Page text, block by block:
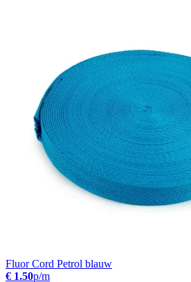
Fluor Cord Petrol blauw
€ 1.50p/m